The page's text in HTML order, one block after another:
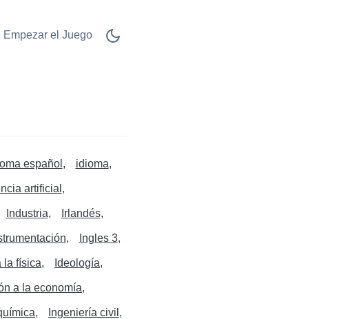
Empezar el Juego
español idioma
artificial
Industria Irlandés
Ingles 3
la física Ideología
a la economía
Ingeniería civil